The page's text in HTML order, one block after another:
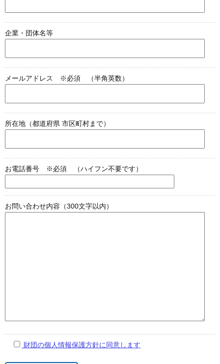
企業・団体名等
メールアドレス ※必須 （半角英数）
所在地（都道府県 市区町村まで）
お電話番号 ※必須 （ハイフン不要です）
お問い合わせ内容（300文字以内）
財団の個人情報保護方針に同意します